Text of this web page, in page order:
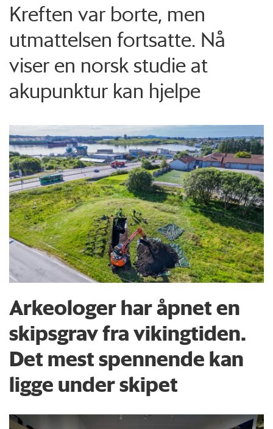
Kreften var borte, men
utmattelsen fortsatte. Nå
viser en norsk studie at
akupunktur kan hjelpe
Arkeologer har åpnet en
skipsgrav fra vikingtiden.
Det mest spennende kan
ligge under skipet